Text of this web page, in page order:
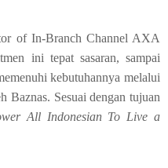
of In-Branch Channel AXA
ini tepat sasaran, sampai
kebutuhannya melalui
Baznas. Sesuai dengan tujuan
All Indonesian To Live a